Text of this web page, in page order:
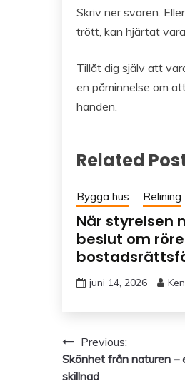
Skriv ner svaren.
trött, kan hjärtat
Tillåt dig själv att
en påminnelse om
handen.
Related
Bygga hus Relining
När styrelsen
beslut om
juni 14, 2026
Previous:
Skönhet från naturen –
skillnad